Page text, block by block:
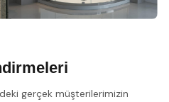
gerçek müşterilerimizin